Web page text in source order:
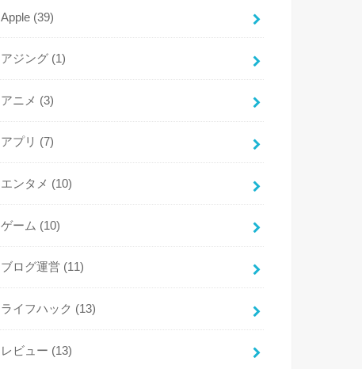
Apple (39)
アジング (1)
アニメ (3)
アプリ (7)
エンタメ (10)
ゲーム (10)
ブログ運営 (11)
ライフハック (13)
レビュー (13)